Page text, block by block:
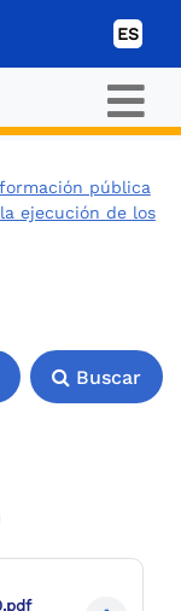
ES
pública
ejecución de los
Buscar